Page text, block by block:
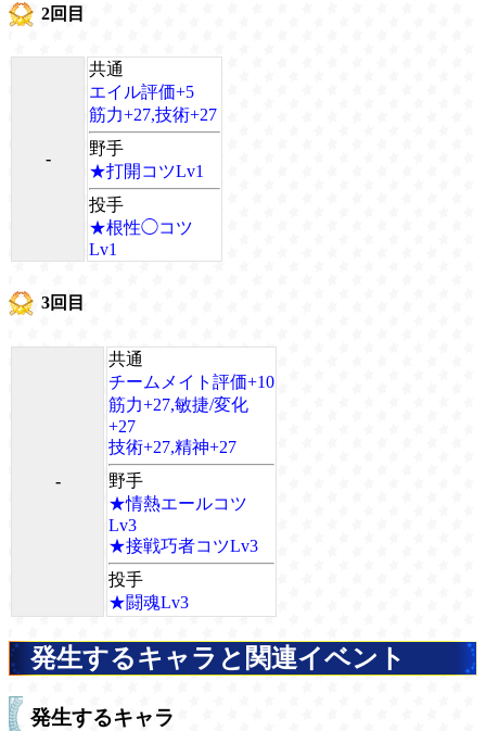
2回目
-
共通
エイル評価+5
筋力+27,技術+27
野手
★打開コツLv1
投手
★根性◯コツ
Lv1
3回目
-
共通
チームメイト評価+10
筋力+27,敏捷/変化
+27
技術+27,精神+27
野手
★情熱エールコツ
Lv3
★接戦巧者コツLv3
投手
★闘魂Lv3
発生するキャラと関連イベント
発生するキャラ